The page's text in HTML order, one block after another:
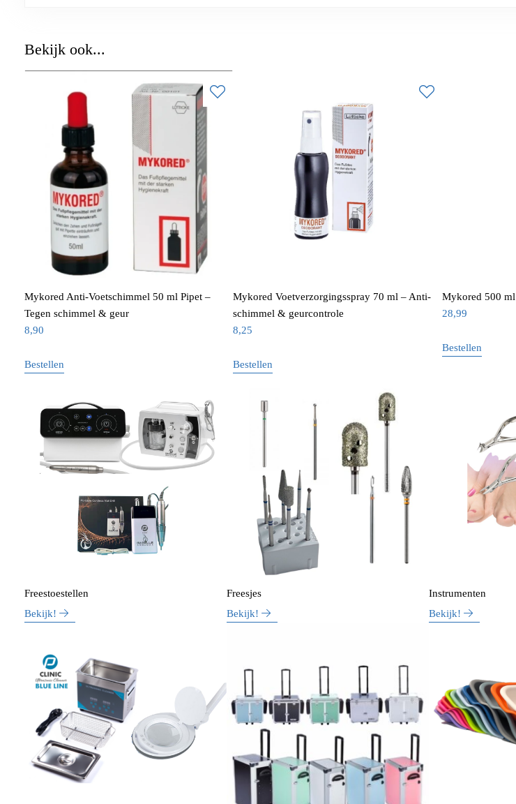
Bekijk ook...
Mykored Anti-Voetschimmel 50 ml Pipet –
Tegen schimmel & geur
8,90
Bestellen
Mykored Voetverzorgingsspray 70 ml – Anti-
schimmel & geurcontrole
8,25
Bestellen
Mykored 500 ml
28,99
Bestellen
Freestoestellen
Bekijk!
Freesjes
Bekijk!
Instrumenten
Bekijk!